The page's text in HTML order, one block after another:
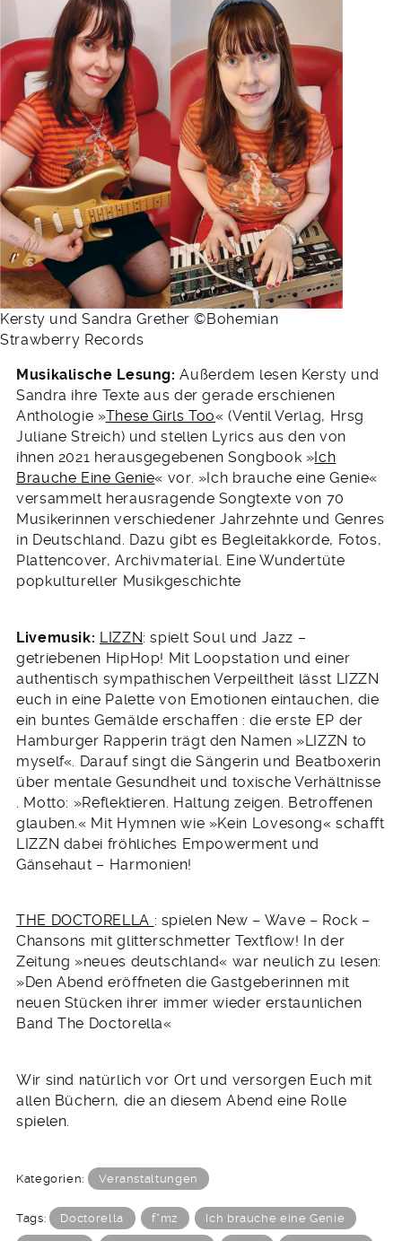
Kersty und Sandra Grether ©Bohemian
Strawberry Records
Musikalische Lesung: Außerdem lesen Kersty und
Sandra ihre Texte aus der gerade erschienen
Anthologie »These Girls Too« (Ventil Verlag, Hrsg
Juliane Streich) und stellen Lyrics aus den von
ihnen 2021 herausgegebenen Songbook » Ich
Brauche Eine Genie« vor. »Ich brauche eine Genie«
versammelt herausragende Songtexte von 70
Musikerinnen verschiedener Jahrzehnte und Genres
in Deutschland. Dazu gibt es Begleitakkorde, Fotos,
Plattencover, Archivmaterial. Eine Wundertüte
popkultureller Musikgeschichte
Livemusik: LIZZN: spielt Soul und Jazz –
getriebenen HipHop! Mit Loopstation und einer
authentisch sympathischen Verpeiltheit lässt LIZZN
euch in eine Palette von Emotionen eintauchen, die
ein buntes Gemälde erschaffen : die erste EP der
Hamburger Rapperin trägt den Namen »LIZZN to
myself«. Darauf singt die Sängerin und Beatboxerin
über mentale Gesundheit und toxische Verhältnisse
. Motto: »Reflektieren. Haltung zeigen. Betroffenen
glauben.« Mit Hymnen wie »Kein Lovesong« schafft
LIZZN dabei fröhliches Empowerment und
Gänsehaut – Harmonien!
THE DOCTORELLA : spielen New – Wave – Rock –
Chansons mit glitterschmetter Textflow! In der
Zeitung »neues deutschland« war neulich zu lesen:
»Den Abend eröffneten die Gastgeberinnen mit
neuen Stücken ihrer immer wieder erstaunlichen
Band The Doctorella«
Wir sind natürlich vor Ort und versorgen Euch mit
allen Büchern, die an diesem Abend eine Rolle
spielen.
Kategorien: Veranstaltungen
Tags: Doctorella f*mz Ich brauche eine Genie